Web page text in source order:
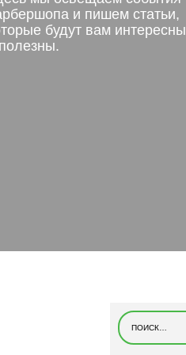
и пишем статьи,
будут вам интересны
Н
а